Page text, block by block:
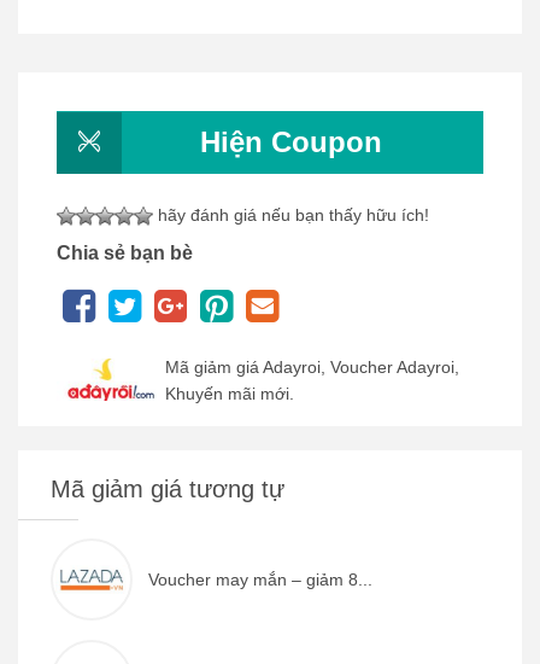
Hiện Coupon
hãy đánh giá nếu bạn thấy hữu ích!
Chia sẻ bạn bè
Mã giảm giá Adayroi, Voucher Adayroi,
Khuyến mãi mới.
Mã giảm giá tương tự
Voucher may mắn – giảm 8...